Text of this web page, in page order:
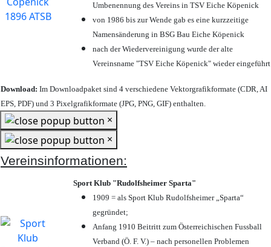
Umbenennung des Vereins in TSV Eiche Köpenick
von 1986 bis zur Wende gab es eine kurzzeitige
Namensänderung in BSG Bau Eiche Köpenick
nach der Wiedervereinigung wurde der alte
Vereinsname "TSV Eiche Köpenick" wieder eingeführt
Download: Im Downloadpaket sind 4 verschiedene Vektorgrafikformate (CDR, AI
EPS, PDF) und 3 Pixelgrafikformate (JPG, PNG, GIF) enthalten.
×
×
Vereinsinformationen:
Sport Klub "Rudolfsheimer Sparta"
1909 = als Sport Klub Rudolfsheimer „Sparta“
gegründet;
Anfang 1910 Beitritt zum Österreichischen Fussball
Verband (Ö. F. V.) – nach personellen Problemen